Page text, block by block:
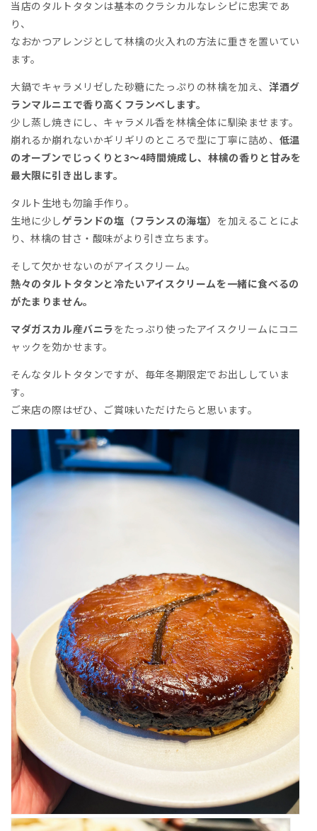
当店のタルトタタンは基本のクラシカルなレシピに忠実であ
り、
なおかつアレンジとして林檎の火入れの方法に重きを置いてい
ます。
大鍋でキャラメリゼした砂糖にたっぷりの林檎を加え、洋酒グ
ランマルニエで香り高くフランベします。
少し蒸し焼きにし、キャラメル香を林檎全体に馴染ませます。
崩れるか崩れないかギリギリのところで型に丁寧に詰め、 低温
のオーブンでじっくりと3～4時間焼成し、林檎の香りと甘みを
最大限に引き出します。
タルト生地も勿論手作り。
生地に少しゲランドの塩（フランスの海塩） を加えることによ
り、林檎の甘さ・酸味がより引き立ちます。
そして欠かせないのがアイスクリーム。
熱々のタルトタタンと冷たいアイスクリームを一緒に食べるの
がたまりません。
マダガスカル産バニラをたっぷり使ったアイスクリームにコニ
ャックを効かせます。
そんなタルトタタンですが、毎年冬期限定でお出ししていま
す。
ご来店の際はぜひ、ご賞味いただけたらと思います。